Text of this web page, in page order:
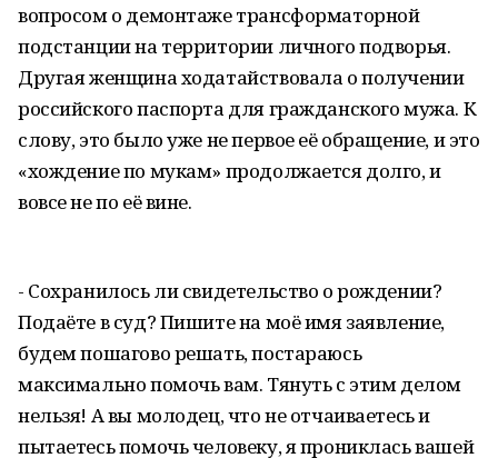
вопросом о демонтаже трансформаторной
подстанции на территории личного подворья.
Другая женщина ходатайствовала о получении
российского паспорта для гражданского мужа. К
слову, это было уже не первое её обращение, и это
«хождение по мукам» продолжается долго, и
вовсе не по её вине.
- Сохранилось ли свидетельство о рождении?
Подаёте в суд? Пишите на моё имя заявление,
будем пошагово решать, постараюсь
максимально помочь вам. Тянуть с этим делом
нельзя! А вы молодец, что не отчаиваетесь и
пытаетесь помочь человеку, я прониклась вашей